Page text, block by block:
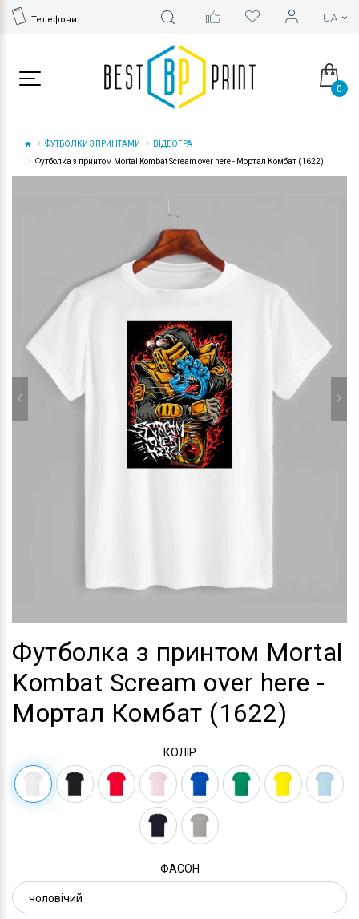
Телефони:
0
ФУТБОЛКИ З ПРИНТАМИ
ВІДЕОГРА
Футболка з принтом Mortal Kombat Scream over here - Мортал Комбат (1622)
Футболка з принтом Mortal
Kombat Scream over here -
Мортал Комбат (1622)
КОЛІР
ФАСОН